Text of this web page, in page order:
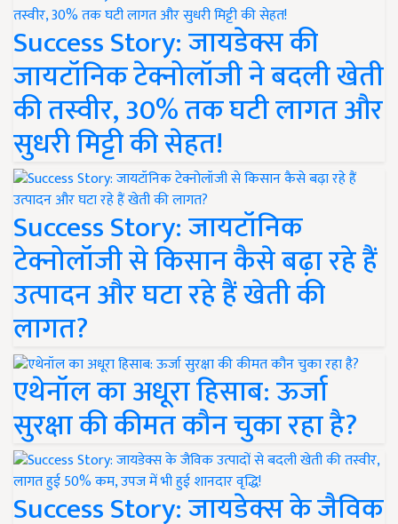
Success Story: जायडेक्स की
जायटॉनिक टेक्नोलॉजी ने बदली खेती
की तस्वीर, 30% तक घटी लागत और
सुधरी मिट्टी की सेहत!
Success Story: जायटॉनिक
टेक्नोलॉजी से किसान कैसे बढ़ा रहे हैं
उत्पादन और घटा रहे हैं खेती की
लागत?
एथेनॉल का अधूरा हिसाब: ऊर्जा
सुरक्षा की कीमत कौन चुका रहा है?
Success Story: जायडेक्स के जैविक